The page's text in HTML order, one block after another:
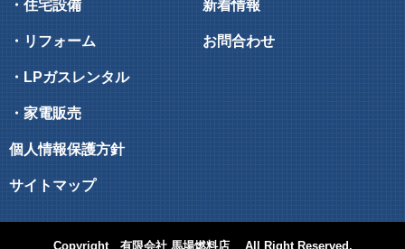
・住宅設備
・リフォーム
・LPガスレンタル
・家電販売
新着情報
お問合わせ
個人情報保護方針
サイトマップ
Copyright 有限会社 馬場燃料店All Right Reserved.